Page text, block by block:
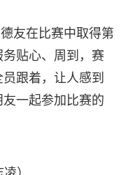
友在比赛中取得第
贴心、周到，赛
跟着，让人感到
一起参加比赛的